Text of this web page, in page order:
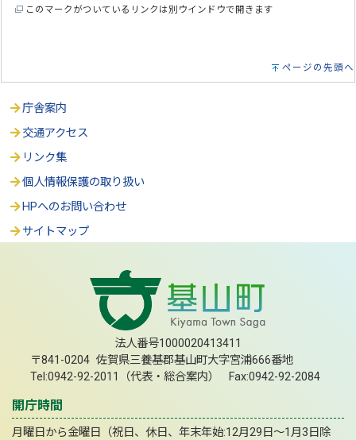
このマークがついているリンクは別ウインドウで開きます
ページの先頭へ
庁舎案内
交通アクセス
リンク集
個人情報保護の取り扱い
HPへのお問い合わせ
サイトマップ
法人番号1000020413411
〒841-0204 佐賀県三養基郡基山町大字宮浦666番地
Tel:0942-92-2011（代表・総合案内） Fax:0942-92-2084
開庁時間
月曜日から金曜日（祝日、休日、年末年始:12月29日～1月3日除